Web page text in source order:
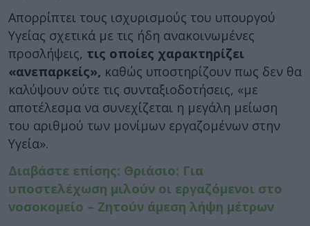
Απορρίπτει τους ισχυρισμούς του υπουργού
Υγείας σχετικά με τις ήδη ανακοινωμένες
προσλήψεις, τις οποίες χαρακτηρίζει
«ανεπαρκείς», καθώς υποστηρίζουν πως δεν θα
καλύψουν ούτε τις συνταξιοδοτήσεις, «με
αποτέλεσμα να συνεχίζεται η μεγάλη μείωση
του αριθμού των μονίμων εργαζομένων στην
Υγεία».
Διαβάστε επίσης: Θριάσιο: Για
υποστελέχωση μιλούν οι εργαζόμενοι στο
νοσοκομείο – Ζητούν άμεση λήψη μέτρων